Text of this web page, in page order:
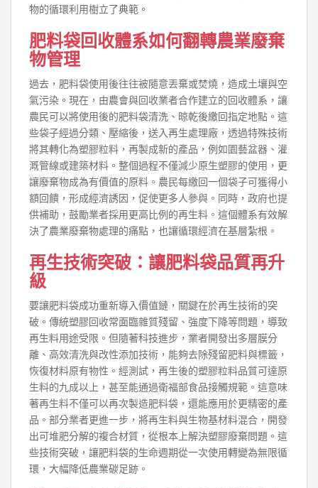
物的循環利用樹立了典範。
肥料袋回收體系如何翻轉農業廢棄
物管理
過去，肥料袋使用後往往被隨意丟棄或焚燒，造成土壤與空
氣污染。現在，由農會與回收業者合作建立的回收體系，讓
農民可以將使用後的肥料袋清洗、晾乾後繳回指定地點。這
些袋子經過分類、壓縮後，送入再生處理廠，透過特殊技術
將其轉化為塑膠粒料，再製成新的產品，例如園藝盆器、灌
溉管線或建築材料。整個過程不僅減少原生塑膠的使用，更
讓廢棄物成為有價值的原料。農民每繳回一個袋子可獲得小
額回饋，形成經濟誘因，促使更多人參與。同時，政府也提
供補助，鼓勵業者採用更高比例的再生料。這個體系有效解
決了農業廢棄物處理的痛點，也讓循環經濟在基層紮根。
再生技術突破：讓肥料袋品質再升
級
要讓肥料袋成功重新導入價值鏈，關鍵在於再生技術的突
破。傳統塑膠回收常面臨雜質殘留、強度下降等問題，導致
再生料用途受限。但隨著科技進步，業者開發出多層膜分
離、高效清洗與改性添加技術，能夠去除殘留肥料與標籤，
恢復材料原有物性。經測試，再生後的塑膠粒料品質可達原
生料的九成以上，甚至能通過衛福部食品接觸規範。這意味
著再生料不僅可以再次製造肥料袋，還能應用於更精密的產
品。部分業者更進一步，將再生料與生物基材料混合，開發
出可堆肥分解的複合材質，從根本上解決塑膠廢棄問題。這
些技術突破，讓肥料袋的生命週期從一次使用轉變為無限循
環，大幅降低農業碳足跡。